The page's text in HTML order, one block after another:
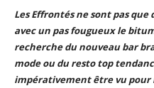
God It’s Friday | Irish Call
Mar 16, 2017 |Joyeux
anniversaire Lara Croft !
Mar 10, 2017 |TGIF – Thank
God It’s Friday | Journée de
Les Effrontés ne sont pas
avec un pas fougueux le
recherche du nouveau bar
mode ou du resto top
impérativement être vu pour